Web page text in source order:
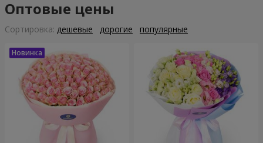
Оптовые цены
Cортировка: дешевые дорогие популярные